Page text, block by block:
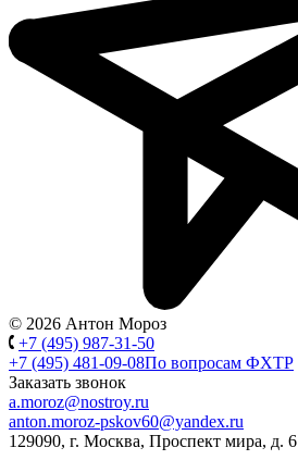
© 2026 Антон Мороз
+7 (495) 987-31-50
+7 (495) 481-09-08По вопросам ФХТР
Заказать звонок
a.moroz@nostroy.ru
anton.moroz-pskov60@yandex.ru
129090, г. Москва, Проспект мира, д. 6